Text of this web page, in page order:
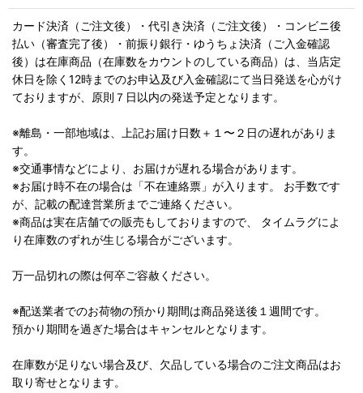
カード決済（ご注文後）・代引き決済（ご注文後）・コンビニ後
払い（審査完了後）・前振り銀行・ゆうちょ決済（ご入金確認
後）は在庫商品（在庫数をカウントのしている商品）は、当店定
休日を除く12時までのお申込及び入金確認にて当日発送を心がけ
ておりますが、原則７日以内の発送予定となります。
※離島・一部地域は、上記お届け日数＋１〜２日の遅れがありま
す。
※交通事情などにより、お届けが遅れる場合があります。
※お届け時不在の場合は「不在連絡票」が入ります。 お手数です
が、記載の配達営業所までご連絡ください。
※商品は実在店舗での販売もしておりますので、 タイムラグによ
り在庫数のずれが生じる場合がございます。
万一品切れの際は何卒ご容赦ください。
※配送業者でのお荷物の預かり期間は商品発送後１週間です。
預かり期間を過ぎた場合はキャンセルとなります。
在庫数が足りない場合及び、欠品している場合のご注文商品はお
取り寄せとなります。